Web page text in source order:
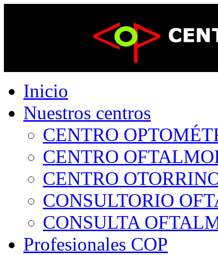
Inicio
Nuestros centros
CENTRO
CENTRO
CENTRO
CONSULTORIO
CONSULTA
Profesionales COP